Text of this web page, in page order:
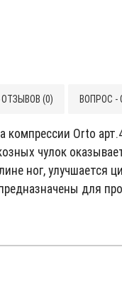
ОТЗЫВОВ (0) ВОПРОС -
компрессии Orto
чулок
ног, улучшается
для